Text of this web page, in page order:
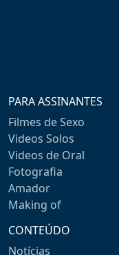
PARA ASSINANTES
Filmes de Sexo
Videos Solos
Videos de Oral
Fotografia
Amador
Making of
CONTEÚDO
Notícias